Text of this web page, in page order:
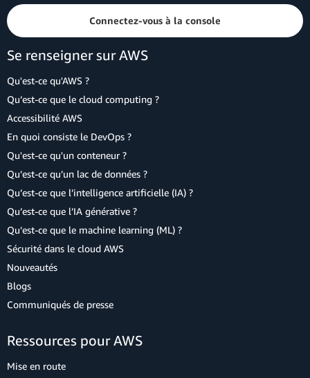
Connectez-vous à la console
Se renseigner sur AWS
Qu'est-ce qu'AWS ?
Qu’est-ce que le cloud computing ?
Accessibilité AWS
En quoi consiste le DevOps ?
Qu'est-ce qu'un conteneur ?
Qu’est-ce qu’un lac de données ?
Qu’est-ce que l’intelligence artificielle (IA) ?
Qu’est-ce que l’IA générative ?
Qu’est-ce que le machine learning (ML) ?
Sécurité dans le cloud AWS
Nouveautés
Blogs
Communiqués de presse
Ressources pour AWS
Mise en route